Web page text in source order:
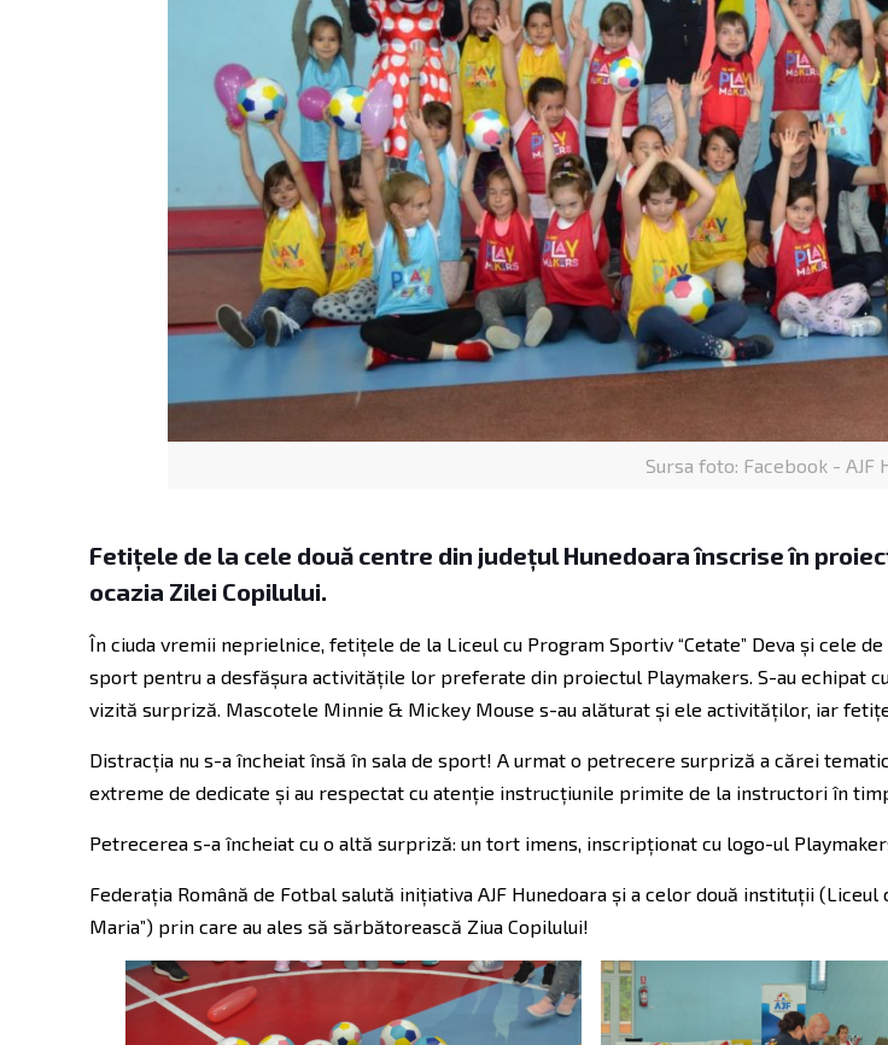
Sursa foto: Facebook - AJF
Fetițele de la cele două centre din județul Hunedoara înscrise în
ocazia Zilei Copilului.
În ciuda vremii neprielnice, fetițele de la Liceul cu Program Sportiv “Cetate” Deva și cele
sport pentru a desfășura activitățile lor preferate din proiectul Playmakers. S-au echipat
vizită surpriză. Mascotele Minnie & Mickey Mouse s-au alăturat și ele activităților, iar
Distracția nu s-a încheiat însă în sala de sport! A urmat o petrecere surpriză a cărei
extreme de dedicate și au respectat cu atenție instrucțiunile primite de la instructori în
Petrecerea s-a încheiat cu o altă surpriză: un tort imens, inscripționat cu logo-ul
Federația Română de Fotbal salută inițiativa AJF Hunedoara și a celor două instituții (Liceul
Maria”) prin care au ales să sărbătorească Ziua Copilului!